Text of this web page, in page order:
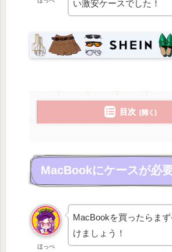
い激安ケースでした！
目次
MacBookにケースが必
ほっぺ
MacBookを買ったらま
けましょう！